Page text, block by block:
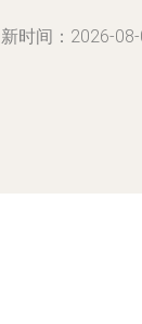
时间：2026-